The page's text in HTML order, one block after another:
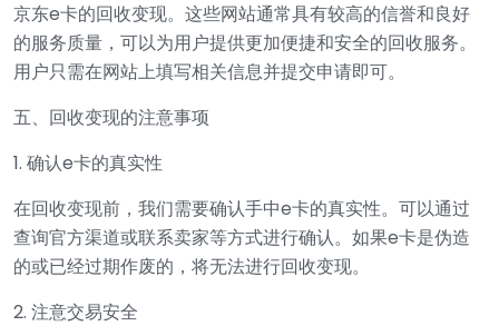
京东e卡的回收变现。这些网站通常具有较高的信誉和良好
的服务质量，可以为用户提供更加便捷和安全的回收服务。
用户只需在网站上填写相关信息并提交申请即可。
五、回收变现的注意事项
1. 确认e卡的真实性
在回收变现前，我们需要确认手中e卡的真实性。可以通过
查询官方渠道或联系卖家等方式进行确认。如果e卡是伪造
的或已经过期作废的，将无法进行回收变现。
2. 注意交易安全